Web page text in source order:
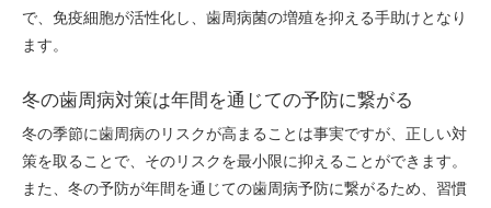
で、免疫細胞が活性化し、歯周病菌の増殖を抑える手助けとなり
ます。
冬の歯周病対策は年間を通じての予防に繋がる
冬の季節に歯周病のリスクが高まることは事実ですが、正しい対
策を取ることで、そのリスクを最小限に抑えることができます。
また、冬の予防が年間を通じての歯周病予防に繋がるため、習慣